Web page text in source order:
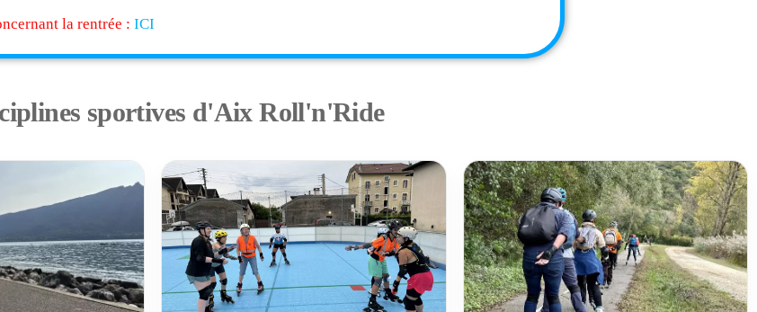
la rentrée :ICI
sportives d'Aix Roll'n'Ride